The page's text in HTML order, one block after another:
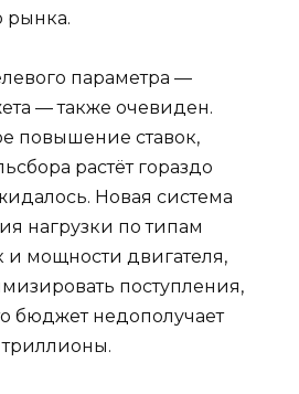
рынка.
параметра —
— также очевиден.
повышение ставок,
растёт гораздо
Новая система
нагрузки по типам
и мощности двигателя,
поступления,
бюджет недополучает